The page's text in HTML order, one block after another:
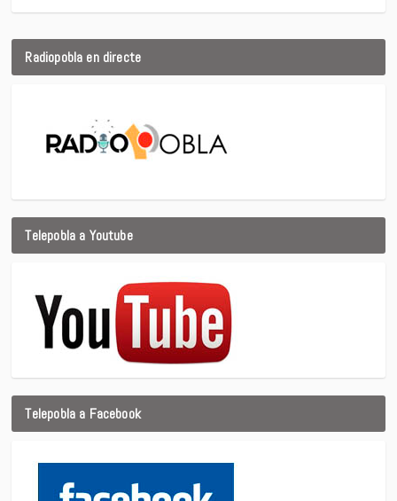
Radiopobla en directe
Telepobla a Youtube
Telepobla a Facebook